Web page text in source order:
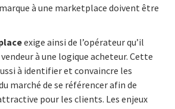
à une marketplace doivent être
exige ainsi de l’opérateur qu’il
à une logique acheteur. Cette
à identifier et convaincre les
marché de se référencer afin de
pour les clients. Les enjeux